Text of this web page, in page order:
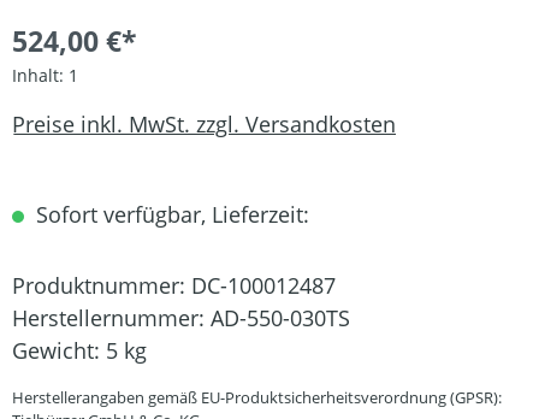
524,00 €*
Inhalt: 1
Preise inkl. MwSt. zzgl. Versandkosten
Sofort verfügbar, Lieferzeit:
Produktnummer: DC-100012487
Herstellernummer: AD-550-030TS
Gewicht: 5 kg
Herstellerangaben gemäß EU-Produktsicherheitsverordnung (GPSR):